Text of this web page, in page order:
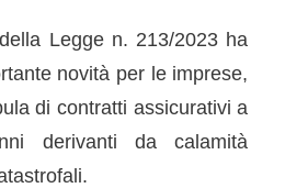
Legge n. 213/2023 ha
novità per le imprese,
di contratti assicurativi a
derivanti da calamità